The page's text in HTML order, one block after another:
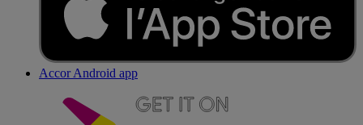
Accor Android app